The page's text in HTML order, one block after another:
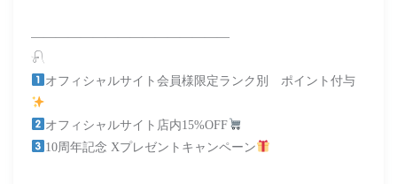
――――――――――――――――
𓍯
オフィシャルサイト会員様限定ランク別 ポイント付与
オフィシャルサイト店内15%OFF
10周年記念 Xプレゼントキャンペーン